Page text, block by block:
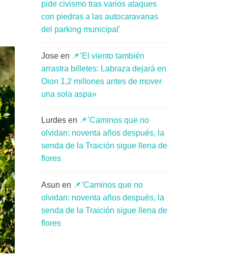
pide civismo tras varios ataques
con piedras a las autocaravanas
del parking municipal’
Jose en 📌’El viento también
arrastra billetes: Labraza dejará en
Oion 1,2 millones antes de mover
una sola aspa»
Lurdes en 📌’Caminos que no
olvidan: noventa años después, la
senda de la Traición sigue llena de
flores
Asun en 📌’Caminos que no
olvidan: noventa años después, la
senda de la Traición sigue llena de
flores